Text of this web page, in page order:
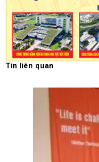
Tin liên quan